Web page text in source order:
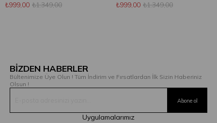
₺999,00 ₺1.349,00
₺999,00 ₺1.349,00
BİZDEN HABERLER
Bültenimize Üye Olun ! Tüm İndirim ve Fırsatlardan İlk Sizin Haberiniz
Olsun !
Uygulamalarımız